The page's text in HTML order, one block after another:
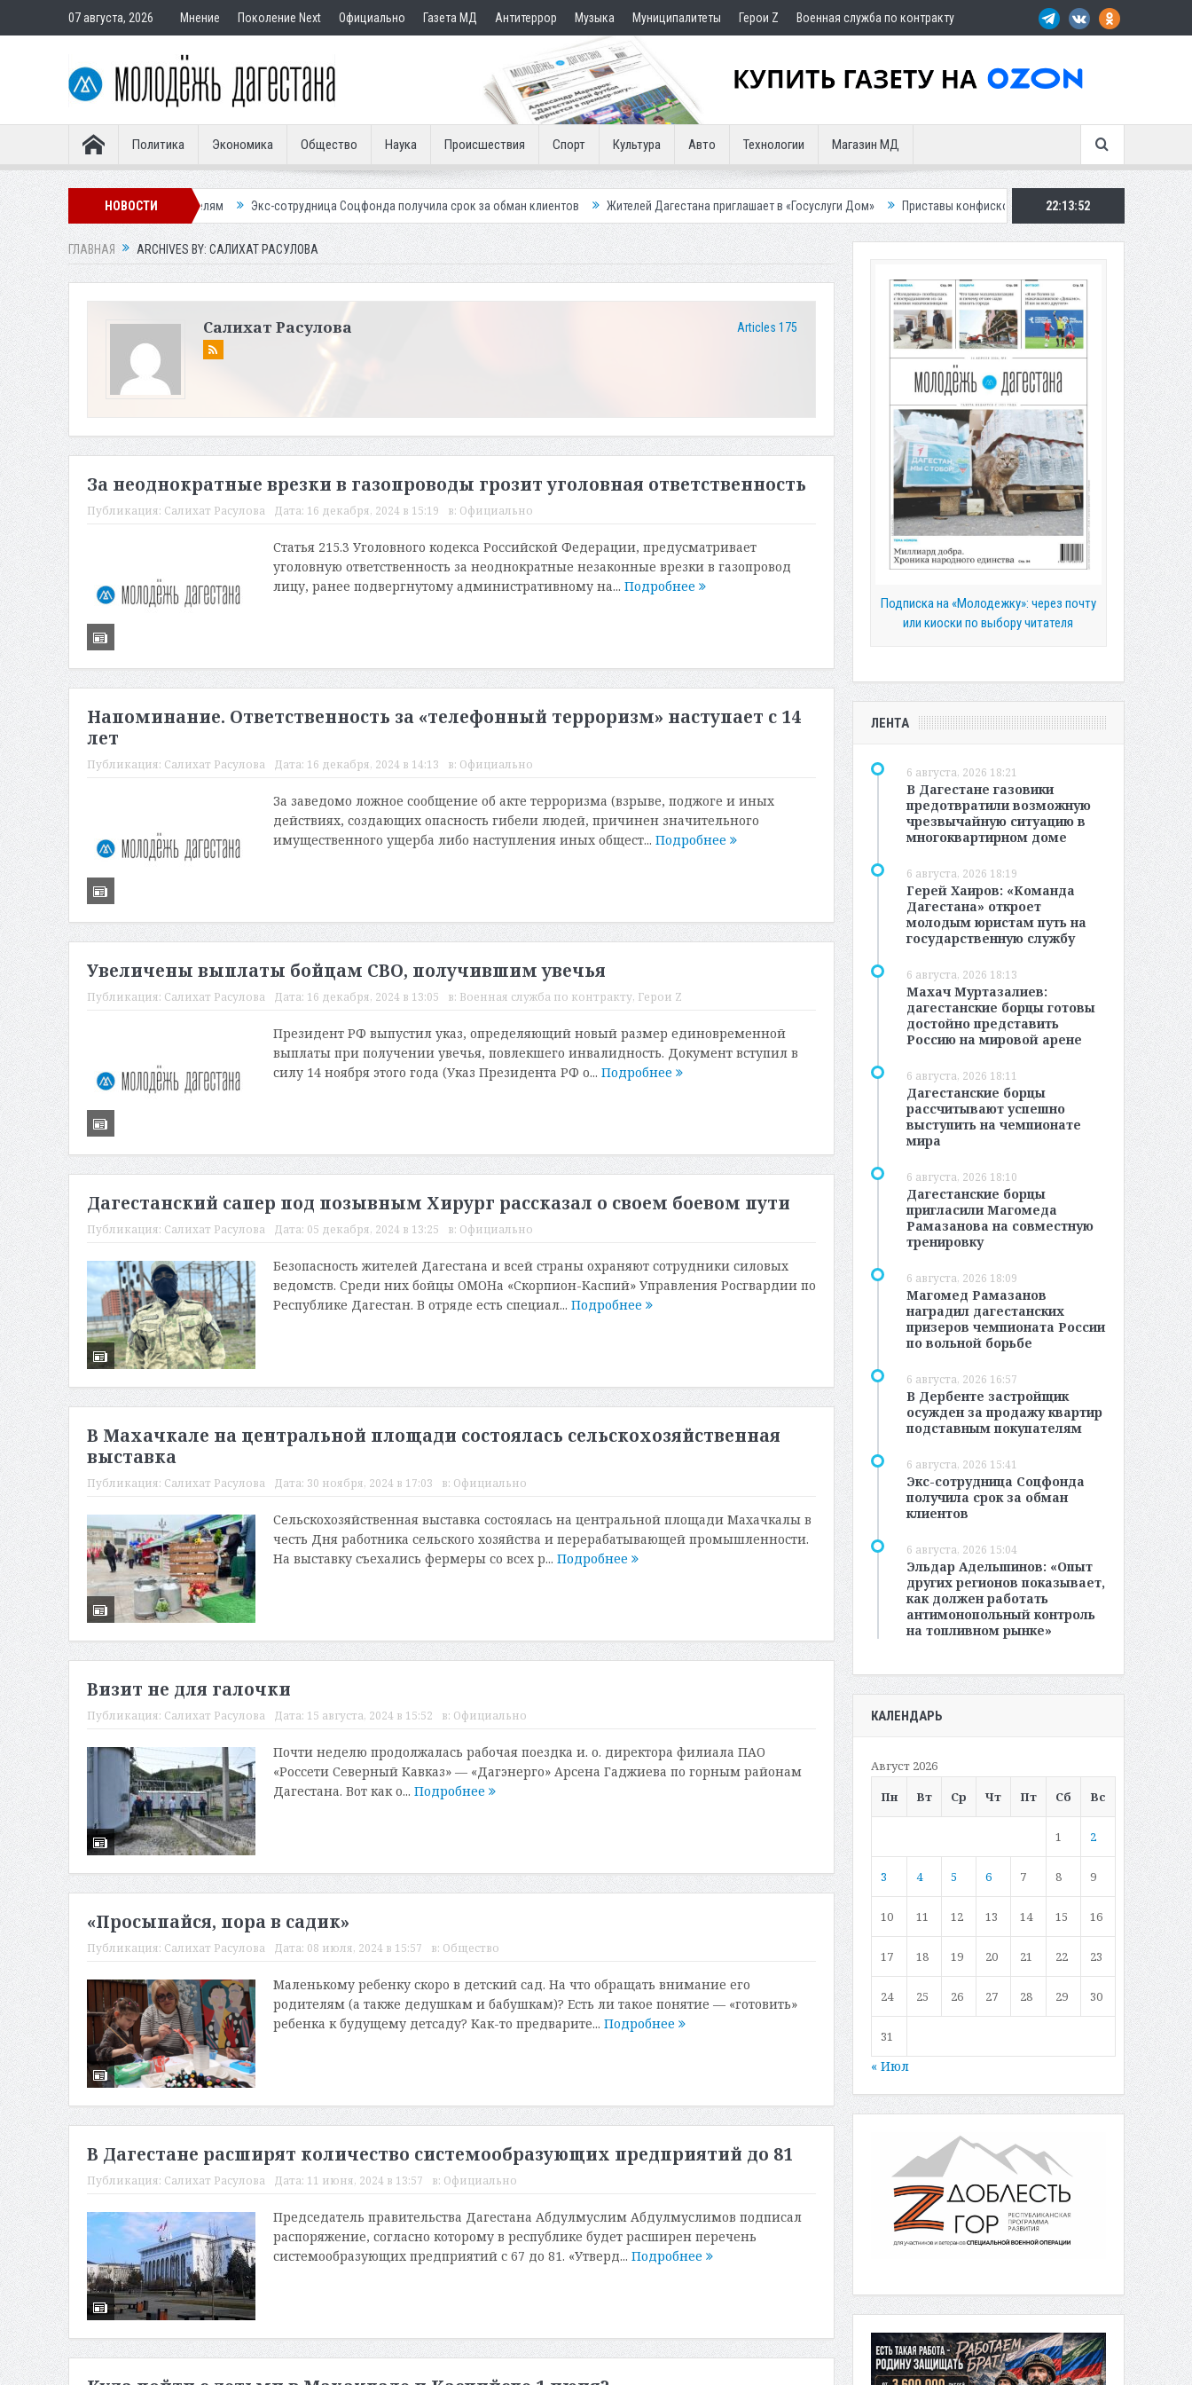
07 августа, 2026 Мнение Поколение Next Официально Газета МД Антитеррор Музыка Муниципалитеты Герои Z Военная служба по контракту
Политика Экономика Общество Наука Происшествия Спорт Культура Авто Технологии Магазин МД
НОВОСТИ
покупателям Экс-сотрудница Соцфонда получила срок за обман клиентов Жителей Дагестана приглашает в «Госуслуги Дом» Приставы конфисковали двух бурых медведей у жителя Дагестана
22:13:53
ГЛАВНАЯ ARCHIVES BY: САЛИХАТ РАСУЛОВА
Салихат Расулова Articles 175
За неоднократные врезки в газопроводы грозит уголовная ответственность
Публикация: Салихат Расулова Дата: 16 декабря, 2024 в 15:19 в: Официально
Статья 215.3 Уголовного кодекса Российской Федерации, предусматривает
уголовную ответственность за неоднократные незаконные врезки в газопровод
лицу, ранее подвергнутому административному на... Подробнее
Напоминание. Ответственность за «телефонный терроризм» наступает с 14
лет
Публикация: Салихат Расулова Дата: 16 декабря, 2024 в 14:13 в: Официально
За заведомо ложное сообщение об акте терроризма (взрыве, поджоге и иных
действиях, создающих опасность гибели людей, причинен значительного
имущественного ущерба либо наступления иных общест... Подробнее
Увеличены выплаты бойцам СВО, получившим увечья
Публикация: Салихат Расулова Дата: 16 декабря, 2024 в 13:05 в: Военная служба по контракту, Герои Z
Президент РФ выпустил указ, определяющий новый размер единовременной
выплаты при получении увечья, повлекшего инвалидность. Документ вступил в
силу 14 ноября этого года (Указ Президента РФ о... Подробнее
Дагестанский сапер под позывным Хирург рассказал о своем боевом пути
Публикация: Салихат Расулова Дата: 05 декабря, 2024 в 13:25 в: Официально
Безопасность жителей Дагестана и всей страны охраняют сотрудники силовых
ведомств. Среди них бойцы ОМОНа «Скорпион-Каспий» Управления Росгвардии по
Республике Дагестан. В отряде есть специал... Подробнее
В Махачкале на центральной площади состоялась сельскохозяйственная
выставка
Публикация: Салихат Расулова Дата: 30 ноября, 2024 в 17:03 в: Официально
Сельскохозяйственная выставка состоялась на центральной площади Махачкалы в
честь Дня работника сельского хозяйства и перерабатывающей промышленности.
На выставку съехались фермеры со всех р... Подробнее
Визит не для галочки
Публикация: Салихат Расулова Дата: 15 августа, 2024 в 15:52 в: Официально
Почти неделю продолжалась рабочая поездка и. о. директора филиала ПАО
«Россети Северный Кавказ» — «Дагэнерго» Арсена Гаджиева по горным районам
Дагестана. Вот как о... Подробнее
«Просыпайся, пора в садик»
Публикация: Салихат Расулова Дата: 08 июля, 2024 в 15:57 в: Общество
Маленькому ребенку скоро в детский сад. На что обращать внимание его
родителям (а также дедушкам и бабушкам)? Есть ли такое понятие — «готовить»
ребенка к будущему детсаду? Как-то предварите... Подробнее
В Дагестане расширят количество системообразующих предприятий до 81
Публикация: Салихат Расулова Дата: 11 июня, 2024 в 13:57 в: Официально
Председатель правительства Дагестана Абдулмуслим Абдулмуслимов подписал
распоряжение, согласно которому в республике будет расширен перечень
системообразующих предприятий с 67 до 81. «Утверд... Подробнее
Подписка на «Молодежку»: через почту
или киоски по выбору читателя
ЛЕНТА
6 августа, 2026 18:21
В Дагестане газовики
предотвратили возможную
чрезвычайную ситуацию в
многоквартирном доме
6 августа, 2026 18:19
Герей Хаиров: «Команда
Дагестана» откроет
молодым юристам путь на
государственную службу
6 августа, 2026 18:13
Махач Муртазалиев:
дагестанские борцы готовы
достойно представить
Россию на мировой арене
6 августа, 2026 18:11
Дагестанские борцы
рассчитывают успешно
выступить на чемпионате
мира
6 августа, 2026 18:10
Дагестанские борцы
пригласили Магомеда
Рамазанова на совместную
тренировку
6 августа, 2026 18:09
Магомед Рамазанов
наградил дагестанских
призеров чемпионата России
по вольной борьбе
6 августа, 2026 16:57
В Дербенте застройщик
осужден за продажу квартир
подставным покупателям
6 августа, 2026 15:41
Экс-сотрудница Соцфонда
получила срок за обман
клиентов
6 августа, 2026 15:04
Эльдар Адельшинов: «Опыт
других регионов показывает,
как должен работать
антимонопольный контроль
на топливном рынке»
КАЛЕНДАРЬ
Август 2026
Пн
Вт Ср Чт Пт Сб Вс
1 2
3 4 5 6 7 8 9
10 11 12 13 14 15 16
17 18 19 20 21 22 23
24 25 26 27 28 29 30
31
« Июл